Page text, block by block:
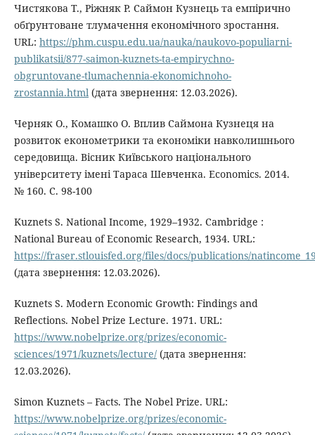
Чистякова Т., Ріжняк Р. Саймон Кузнець та емпірично
обґрунтоване тлумачення економічного зростання.
URL: https://phm.cuspu.edu.ua/nauka/naukovo-populiarni-
publikatsii/877-saimon-kuznets-ta-empirychno-
obgruntovane-tlumachennia-ekonomichnoho-
zrostannia.html(дата звернення: 12.03.2026).
Черняк О., Комашко О. Вплив Саймона Кузнеця на
розвиток економетрики та економіки навколишнього
середовища. Вісник Київського національного
університету імені Тараса Шевченка. Economics. 2014.
№ 160. С. 98-100
Kuznets S. National Income, 1929–1932. Cambridge :
National Bureau of Economic Research, 1934. URL:
https://fraser.stlouisfed.org/files/docs/publications/
(дата звернення: 12.03.2026).
Kuznets S. Modern Economic Growth: Findings and
Reflections. Nobel Prize Lecture. 1971. URL:
https://www.nobelprize.org/prizes/economic-
sciences/1971/kuznets/lecture/(дата звернення:
12.03.2026).
Simon Kuznets – Facts. The Nobel Prize. URL:
https://www.nobelprize.org/prizes/economic-